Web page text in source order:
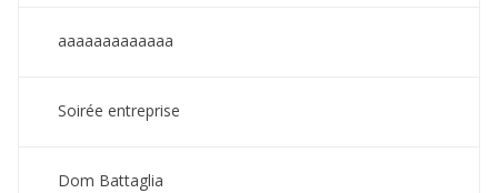
aaaaaaaaaaaaa
Soirée entreprise
Dom Battaglia